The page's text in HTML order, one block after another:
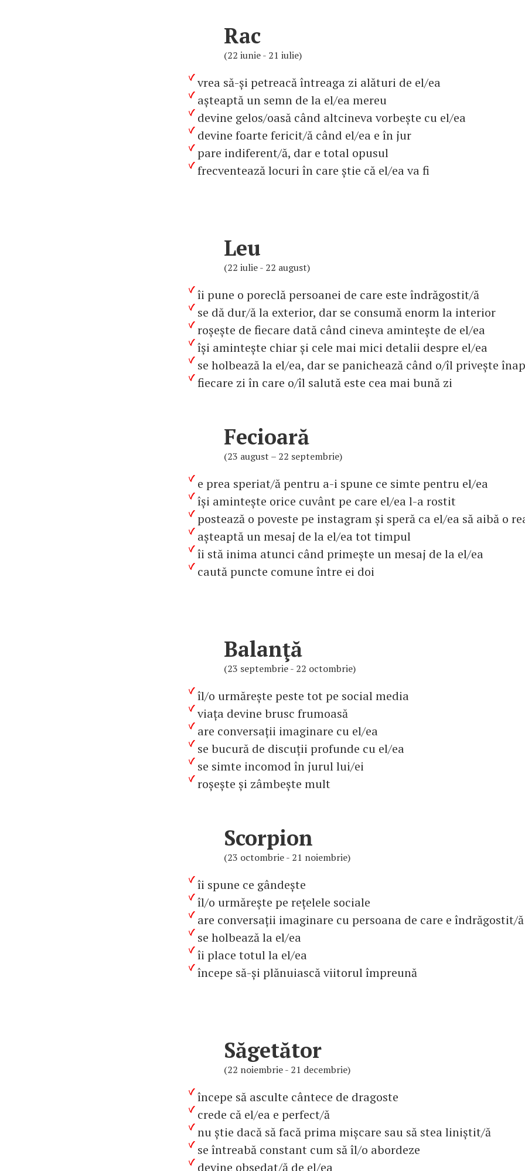
Rac
(22 iunie - 21 iulie)
vrea să-și petreacă întreaga zi alături de el/ea
așteaptă un semn de la el/ea mereu
devine gelos/oasă când altcineva vorbește cu el/ea
devine foarte fericit/ă când el/ea e în jur
pare indiferent/ă, dar e total opusul
frecventează locuri în care știe că el/ea va fi
Leu
(22 iulie - 22 august)
îi pune o poreclă persoanei de care este îndrăgostit/ă
se dă dur/ă la exterior, dar se consumă enorm la interior
roșește de fiecare dată când cineva amintește de el/ea
își amintește chiar și cele mai mici detalii despre el/ea
se holbează la el/ea, dar se panichează când o/îl privește
fiecare zi în care o/îl salută este cea mai bună zi
Fecioară
(23 august – 22 septembrie)
e prea speriat/ă pentru a-i spune ce simte pentru el/ea
își amintește orice cuvânt pe care el/ea l-a rostit
postează o poveste pe instagram și speră ca el/ea să aibă o
așteaptă un mesaj de la el/ea tot timpul
îi stă inima atunci când primește un mesaj de la el/ea
caută puncte comune între ei doi
Balanţă
(23 septembrie - 22 octombrie)
îl/o urmărește peste tot pe social media
viața devine brusc frumoasă
are conversații imaginare cu el/ea
se bucură de discuții profunde cu el/ea
se simte incomod în jurul lui/ei
roșește și zâmbește mult
Scorpion
(23 octombrie - 21 noiembrie)
îi spune ce gândește
îl/o urmărește pe rețelele sociale
are conversații imaginare cu persoana de care e îndrăgostit/ă
se holbează la el/ea
îi place totul la el/ea
începe să-și plănuiască viitorul împreună
Săgetător
(22 noiembrie - 21 decembrie)
începe să asculte cântece de dragoste
crede că el/ea e perfect/ă
nu știe dacă să facă prima mișcare sau să stea liniștit/ă
se întreabă constant cum să îl/o abordeze
devine obsedat/ă de el/ea